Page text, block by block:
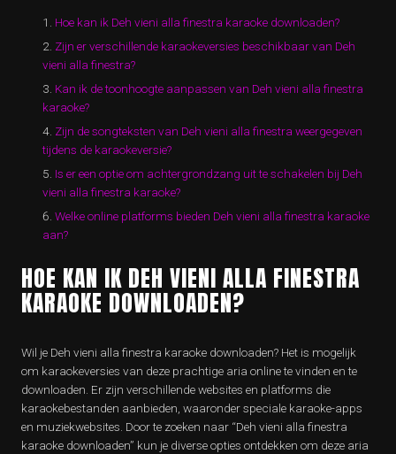
Hoe kan ik Deh vieni alla finestra karaoke downloaden?
Zijn er verschillende karaokeversies beschikbaar van Deh
vieni alla finestra?
Kan ik de toonhoogte aanpassen van Deh vieni alla finestra
karaoke?
Zijn de songteksten van Deh vieni alla finestra weergegeven
tijdens de karaokeversie?
Is er een optie om achtergrondzang uit te schakelen bij Deh
vieni alla finestra karaoke?
Welke online platforms bieden Deh vieni alla finestra karaoke
aan?
HOE KAN IK DEH VIENI ALLA FINESTRA
KARAOKE DOWNLOADEN?
Wil je Deh vieni alla finestra karaoke downloaden? Het is mogelijk
om karaokeversies van deze prachtige aria online te vinden en te
downloaden. Er zijn verschillende websites en platforms die
karaokebestanden aanbieden, waaronder speciale karaoke-apps
en muziekwebsites. Door te zoeken naar “Deh vieni alla finestra
karaoke downloaden” kun je diverse opties ontdekken om deze aria